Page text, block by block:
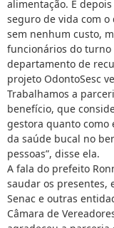
alimentação. E
seguro de vida com
sem nenhum custo,
funcionários do turno
departamento de
projeto OdontoSesc
Trabalhamos a
benefício, que
gestora quanto
da saúde bucal no
pessoas”, disse ela.
A fala do prefeito
saudar os presentes,
Senac e outras
Câmara de